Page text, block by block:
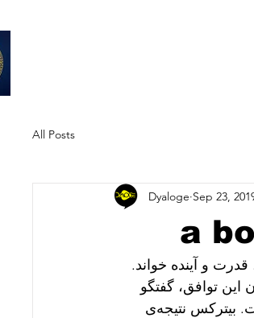
All Posts
Dyaloge Sep 23,
کوتاه برای آغاز گفتگویی سخت درباره‌ی هنر، قدرت و آینده خواند.
این توافق، گفتگو
ناممکن است. این یک توافق حداقلی بر سر بدیهی‌ترین اشتراک هر موجود ا‌ست. بیترکس نتیجه‌ی